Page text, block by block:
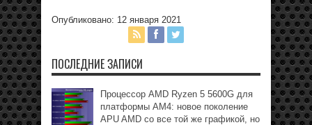
Опубликовано: 12 января 2021
ПОСЛЕДНИЕ ЗАПИСИ
Процессор AMD Ryzen 5 5600G для
платформы АМ4: новое поколение
APU AMD со все той же графикой, но